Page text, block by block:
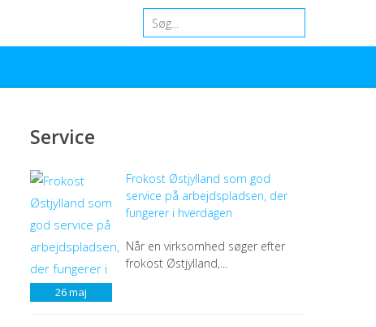
Service
26maj
Frokost Østjylland som god
service på arbejdspladsen, der
fungerer i hverdagen
Når en virksomhed søger efter
frokost Østjylland,...